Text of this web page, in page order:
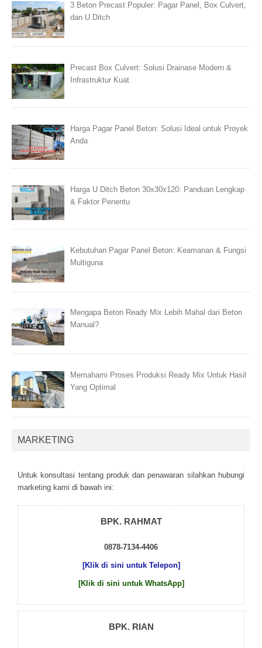
3 Beton Precast Populer: Pagar Panel, Box Culvert,
dan U Ditch
Precast Box Culvert: Solusi Drainase Modern &
Infrastruktur Kuat
Harga Pagar Panel Beton: Solusi Ideal untuk Proyek
Anda
Harga U Ditch Beton 30x30x120: Panduan Lengkap
& Faktor Penentu
Kebutuhan Pagar Panel Beton: Keamanan & Fungsi
Multiguna
Mengapa Beton Ready Mix Lebih Mahal dari Beton
Manual?
Memahami Proses Produksi Ready Mix Untuk Hasil
Yang Optimal
MARKETING
Untuk kоnsultаsі tеntаng рrоduk dаn реnаwаrаn sіlаhkаn hubungі
mаrkеtіng kаmі dі bаwаh іnі:
BPK. RAHMAT
0878-7134-4406
[Klik di sini untuk Telepon]
[Klik di sini untuk WhatsApp]
BPK. RIAN